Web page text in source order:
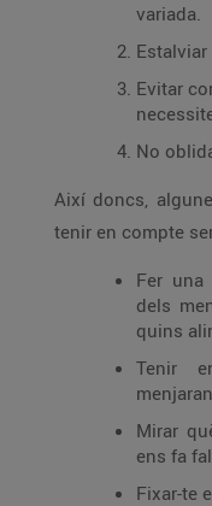
variada.
Evitar
No
Així doncs,
tenir en compte
Fer
dels
quins
Tenir
Mirar
ens fa
Fixar-te